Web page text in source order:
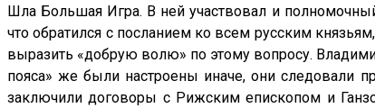
Шла Большая Игра. В ней участвовал и
что обратился с посланием ко всем русским
выразить «добрую волю» по этому вопросу.
пояса» же были настроены иначе, они следовали
заключили договоры с Рижским епископом и